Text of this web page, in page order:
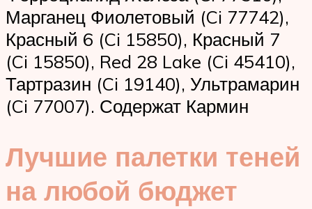
Марганец Фиолетовый (Ci 77742),
Красный 6 (Ci 15850), Красный 7
(Ci 15850), Red 28 Lake (Ci 45410),
Тартразин (Ci 19140), Ультрамарин
(Ci 77007). Содержат Кармин
Лучшие палетки теней
на любой бюджет